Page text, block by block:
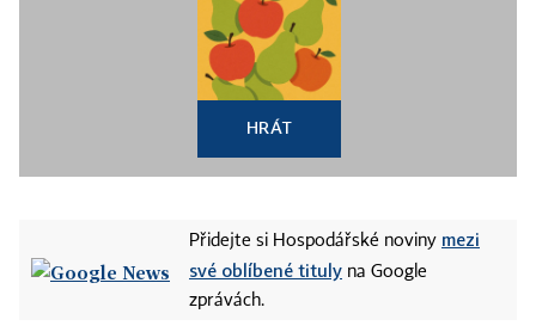
HRÁT
Přidejte si Hospodářské noviny mezi
své oblíbené tituly na Google
zprávách.